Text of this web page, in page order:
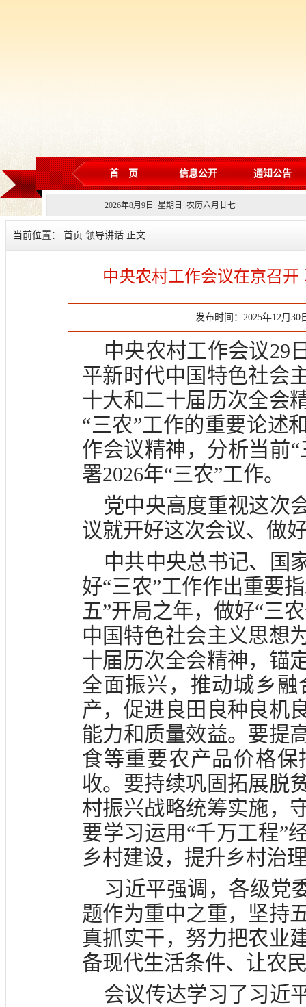
首 页 信息公开 通知公告
2026年8月 9 日 星期 日 农历六月廿七
当前位置： 首页 领导讲话 正文
中央农村工作会议在京召
发布时间：2025年12月30
中央农村工作会议29
平新时代中国特色社会
十大和二十届历次全会
“三农”工作的重要论述
作会议精神，分析当前
署2026年“三农”工作。
党中央高度重视这次
议就开好这次会议、做
中共中央总书记、国
好“三农”工作作出重要
五”开局之年，做好“三
中国特色社会主义思想
十届历次全会精神，锚
全面振兴，推动城乡
产，促进良田良种良机
能力和质量效益。要提
食等重要农产品价格
收。要持续巩固拓展脱
村振兴战略统筹实施，
要学习运用“千万工程”
乡村建设，提升乡村治
习近平强调，各级党
题作为重中之重，坚持
真抓实干，努力把农业
备现代生活条件、让农
会议传达学习了习近